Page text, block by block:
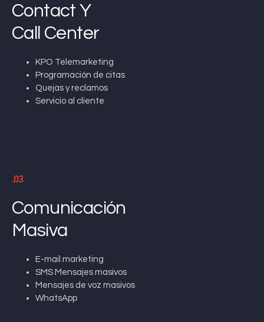
Contact Y
Call Center
KPO Telemarketing
Programación de citas
Quejas y reclamos
Servicio al cliente
.03
Comunicación
Masiva
E-mail marketing
SMS Mensajes masivos
Mensajes de voz masivos
WhatsApp